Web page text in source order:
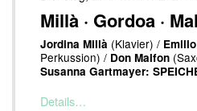
Millà · Gordoa ·
Jordina Millà (Klavier) /
Perkussion) / Don Malfon
Susanna Gartmayer:
Details…